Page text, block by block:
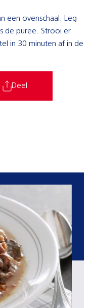
een ovenschaal. Leg
de puree. Strooi er
in 30 minuten af in de
Deel